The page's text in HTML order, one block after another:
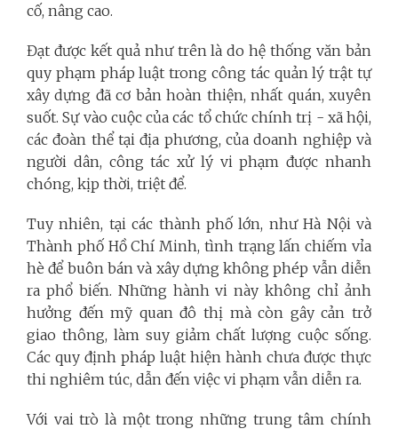
cố, nâng cao.
Đạt được kết quả như trên là do hệ thống văn bản
quy phạm pháp luật trong công tác quản lý trật tự
xây dựng đã cơ bản hoàn thiện, nhất quán, xuyên
suốt. Sự vào cuộc của các tổ chức chính trị - xã hội,
các đoàn thể tại địa phương, của doanh nghiệp và
người dân, công tác xử lý vi phạm được nhanh
chóng, kịp thời, triệt để.
Tuy nhiên, tại các thành phố lớn, như Hà Nội và
Thành phố Hồ Chí Minh, tình trạng lấn chiếm vỉa
hè để buôn bán và xây dựng không phép vẫn diễn
ra phổ biến. Những hành vi này không chỉ ảnh
hưởng đến mỹ quan đô thị mà còn gây cản trở
giao thông, làm suy giảm chất lượng cuộc sống.
Các quy định pháp luật hiện hành chưa được thực
thi nghiêm túc, dẫn đến việc vi phạm vẫn diễn ra.
Với vai trò là một trong những trung tâm chính